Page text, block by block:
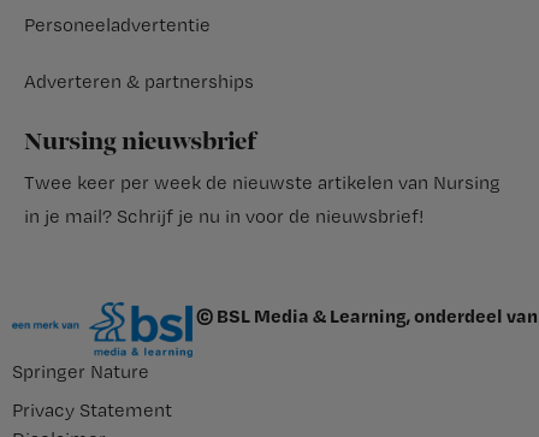
Personeeladvertentie
Adverteren & partnerships
Nursing nieuwsbrief
Twee keer per week de nieuwste artikelen van Nursing
in je mail? Schrijf je nu in voor de nieuwsbrief!
© BSL Media & Learning, onderdeel van
Springer Nature
Privacy Statement